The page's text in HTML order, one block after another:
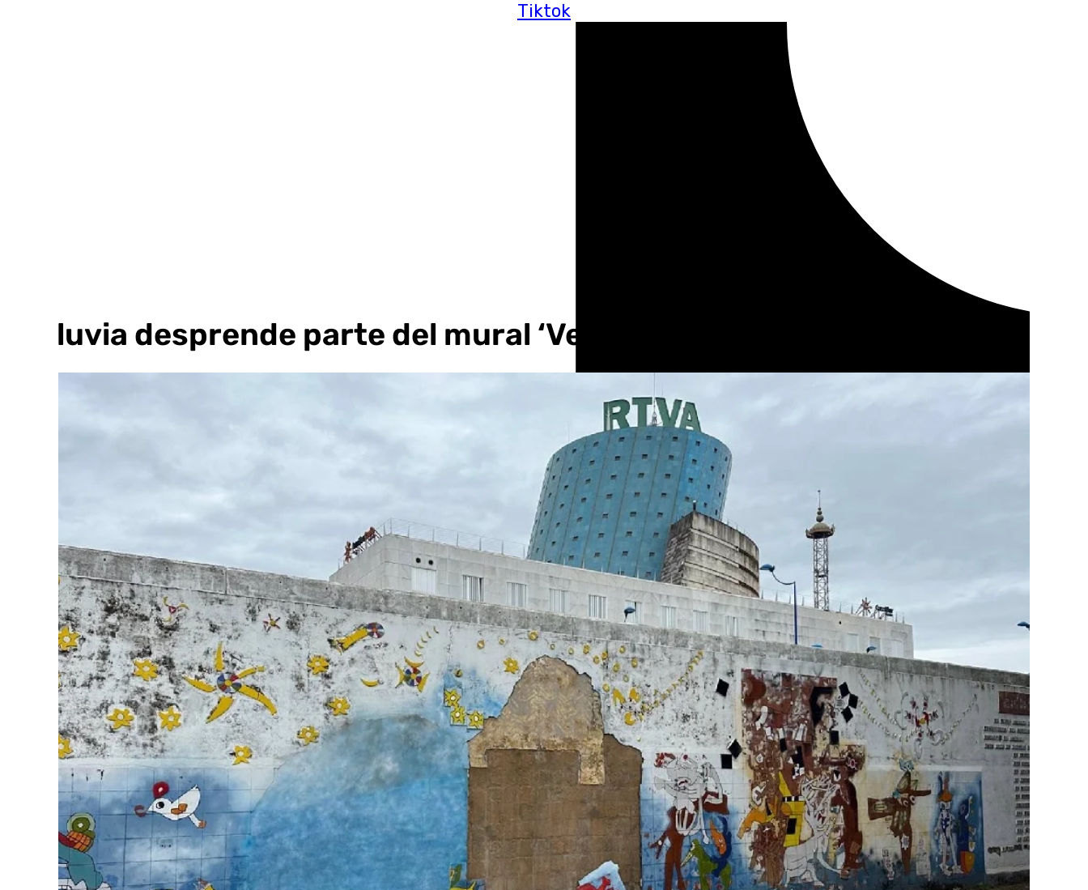
Tiktok
La lluvia desprende parte del mural ‘Verbo América’ de la Expo 92